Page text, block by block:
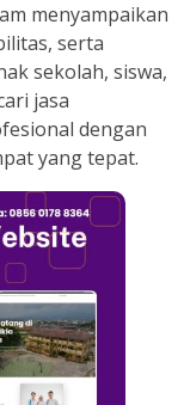
menyampaikan
serta
sekolah, siswa,
jasa
dengan
yang tepat.